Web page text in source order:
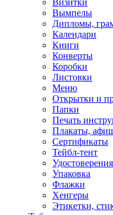
Визитки
Вымпелы
Дипломы,
Календари
Книги
Конверты
Коробки
Листовки
Меню
Открытки и
Папки
Печать
Плакаты,
Сертификаты
Тейбл-тент
Удостоверения
Упаковка
Флажки
Хенгеры
Этикетки,